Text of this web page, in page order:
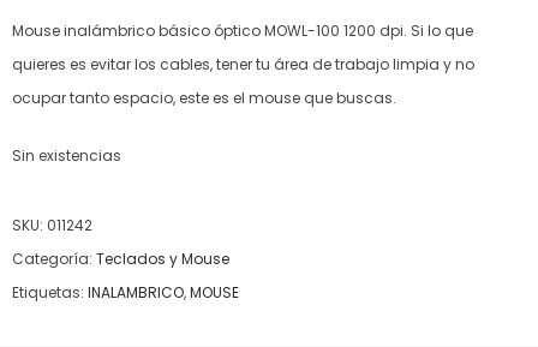
Mouse inalámbrico básico óptico MOWL-100 1200 dpi. Si lo que
quieres es evitar los cables, tener tu área de trabajo limpia y no
ocupar tanto espacio, este es el mouse que buscas.
Sin existencias
SKU: 011242
Categoría: Teclados y Mouse
Etiquetas: INALAMBRICO,MOUSE